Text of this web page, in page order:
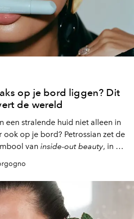
op je bord liggen? Dit
de wereld
een stralende huid niet alleen in
op je bord? Petrossian zet de
van inside-out beauty, in de
creaties.